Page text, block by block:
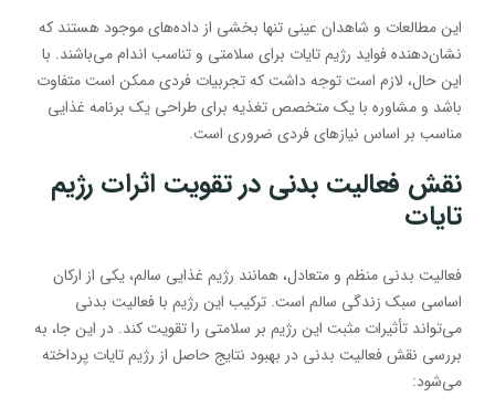
این مطالعات و شاهدان عینی تنها بخشی از داده‌های موجود هستند که
نشان‌دهنده فواید رژیم تایات برای سلامتی و تناسب اندام می‌باشند. با
این حال، لازم است توجه داشت که تجربیات فردی ممکن است متفاوت
باشد و مشاوره با یک متخصص تغذیه برای طراحی یک برنامه غذایی
مناسب بر اساس نیازهای فردی ضروری است.
نقش فعالیت بدنی در تقویت اثرات رژیم
تایات
فعالیت بدنی منظم و متعادل، همانند رژیم غذایی سالم، یکی از ارکان
اساسی سبک زندگی سالم است. ترکیب این رژیم با فعالیت بدنی
می‌تواند تأثیرات مثبت این رژیم بر سلامتی را تقویت کند. در این جا، به
بررسی نقش فعالیت بدنی در بهبود نتایج حاصل از رژیم تایات پرداخته
می‌شود: